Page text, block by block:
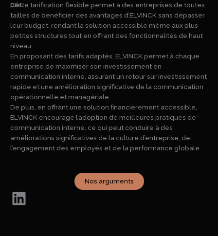
prix.
Cette tarification flexible permet à des entreprises de toutes
tailles de bénéficier des avantages d’ELVINCK sans dépasser
leur budget, rendant la solution accessible même aux plus
petites structures tout en offrant des fonctionnalités de haut
niveau.
En proposant des tarifs adaptés, ELVINCK permet à chaque
entreprise de maximiser son investissement en
communication interne, assurant un retour sur investissement
rapide et une amélioration significative de la communication
opérationnelle et managériale.
De plus, en offrant une solution financièrement accessible,
ELVINCK encourage l’adoption de meilleures pratiques de
communication interne, ce qui peut conduire à des
améliorations significatives de la culture d’entreprise, de
l’engagement des employés et de la performance globale.
Nos arguments
LinkedIn